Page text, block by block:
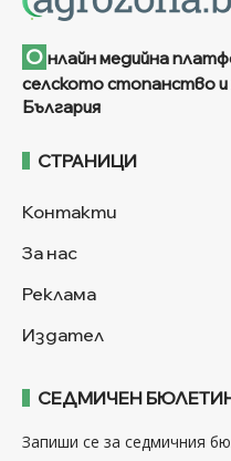
О нлайн медийна
селското стопанство
България
СТРАНИЦИ
Контакти
За нас
Реклама
Издател
СЕДМИЧЕН
Запиши се за седмичния